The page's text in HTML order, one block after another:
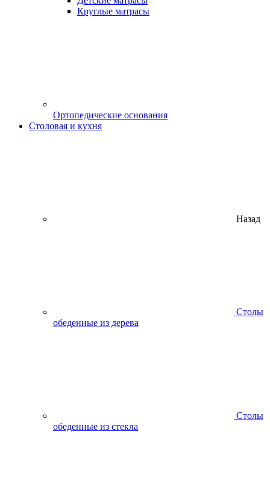
Круглые матрасы
Ортопедические основания
Столовая и кухня
Назад
Столы
обеденные из дерева
Столы
обеденные из стекла